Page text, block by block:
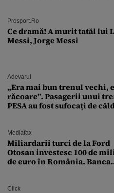
Prosport.ro
Ce dramă! A murit tatăl lui
Messi, Jorge Messi
Adevarul
„Era mai bun trenul vechi,
răcoare”. Pasagerii unui
PESA au fost sufocați de
Mediafax
Miliardarii turci de la Ford
Otosan investesc 100 de
de euro în România. Banca
Click